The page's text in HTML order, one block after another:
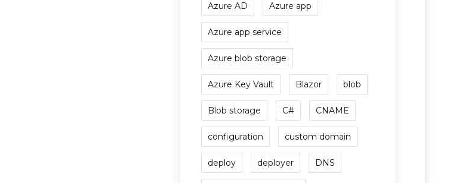
Azure AD Azure app
Azure app service
Azure blob storage
Azure Key Vault Blazor blob
Blob storage C# CNAME
configuration custom domain
deploy deployer DNS